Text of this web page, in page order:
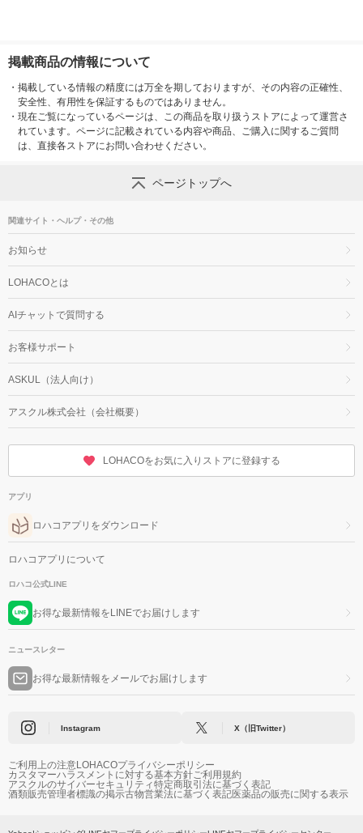
掲載商品の情報について
・ 掲載している情報の精度には万全を期しておりますが、その内容の正確性、
安全性、有用性を保証するものではありません。
・ 現在ご覧になっているページは、この商品を取り扱うストアによって運営さ
れています。ページに記載されている内容や商品、ご購入に関するご質問
は、直接各ストアにお問い合わせください。
ページトップへ
関連サイト・ヘルプ・その他
お知らせ
LOHACOとは
AIチャットで質問する
お客様サポート
ASKUL（法人向け）
アスクル株式会社（会社概要）
LOHACOをお気に入りストアに登録する
アプリ
ロハコアプリをダウンロード
ロハコアプリについて
ロハコ公式LINE
お得な最新情報をLINEでお届けします
ニュースレター
お得な最新情報をメールでお届けします
Instagram X（旧Twitter）
ご利用上の注意LOHACOプライバシーポリシー
カスタマーハラスメントに対する基本方針ご利用規約
アスクルのサイバーセキュリティ特定商取引法に基づく表記
酒類販売管理者標識の掲示古物営業法に基づく表記医薬品の販売に関する表示